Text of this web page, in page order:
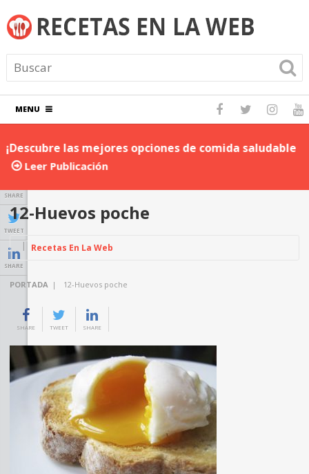
MENU
¡Descubre las mejores opciones de comida saludable
para llevar al trabajo!
Leer Publicación
SHARE
TWEET
SHARE
12-Huevos poche
Recetas En La Web
PORTADA | 12-Huevos poche
SHARE TWEET SHARE